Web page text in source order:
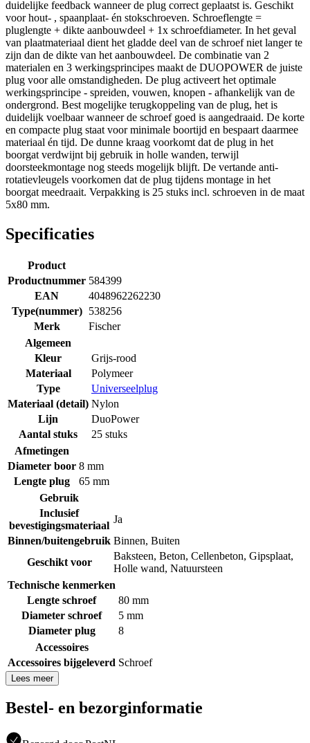
duidelijke feedback wanneer de plug correct geplaatst is. Geschikt
voor hout- , spaanplaat- én stokschroeven. Schroeflengte =
pluglengte + dikte aanbouwdeel + 1x schroefdiameter. In het geval
van plaatmateriaal dient het gladde deel van de schroef niet langer te
zijn dan de dikte van het aanbouwdeel. De combinatie van 2
materialen en 3 werkingsprincipes maakt de DUOPOWER de juiste
plug voor alle omstandigheden. De plug activeert het optimale
werkingsprincipe - spreiden, vouwen, knopen - afhankelijk van de
ondergrond. Best mogelijke terugkoppeling van de plug, het is
duidelijk voelbaar wanneer de schroef goed is aangedraaid. De korte
en compacte plug staat voor minimale boortijd en bespaart daarmee
materiaal én tijd. De dunne kraag voorkomt dat de plug in het
boorgat verdwijnt bij gebruik in holle wanden, terwijl
doorsteekmontage nog steeds mogelijk blijft. De vertande anti-
rotatievleugels voorkomen dat de plug tijdens montage in het
boorgat meedraait. Verpakking is 25 stuks incl. schroeven in de maat
5x80 mm.
Specificaties
Product
Productnummer 584399
EAN
4048962262230
Type(nummer)
538256
Merk
Fischer
Algemeen
Kleur
Grijs-rood
Materiaal
Polymeer
Type
Universeelplug
Materiaal (detail) Nylon
Lijn
DuoPower
Aantal stuks
25 stuks
Afmetingen
Diameter boor 8 mm
Lengte plug
65 mm
Gebruik
Inclusief
bevestigingsmateriaal
Ja
Binnen/buitengebruik Binnen, Buiten
Geschikt voor
Baksteen, Beton, Cellenbeton, Gipsplaat,
Holle wand, Natuursteen
Technische kenmerken
Lengte schroef
80 mm
Diameter schroef
5 mm
Diameter plug
8
Accessoires
Accessoires bijgeleverd Schroef
Lees meer
Bestel- en bezorginformatie